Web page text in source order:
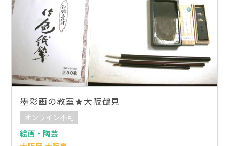
墨彩画の教室★大阪鶴見
オンライン不可
絵画・陶芸